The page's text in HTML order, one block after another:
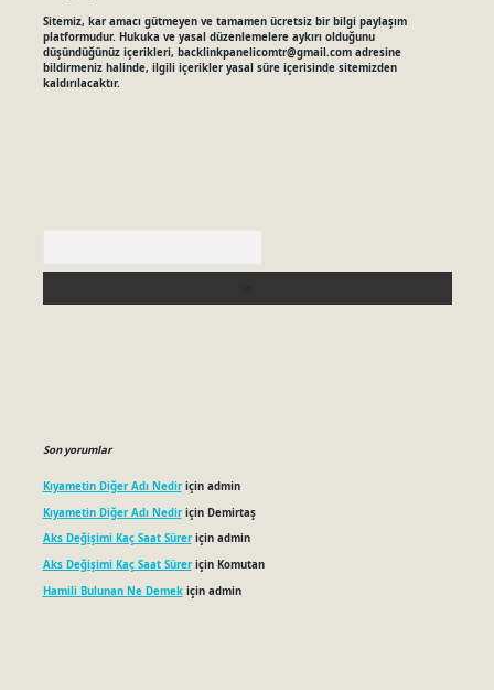
Sitemiz, kar amacı gütmeyen ve tamamen ücretsiz bir bilgi paylaşım
platformudur. Hukuka ve yasal düzenlemelere aykırı olduğunu
düşündüğünüz içerikleri, backlinkpanelicomtr@gmail.comadresine
bildirmeniz halinde, ilgili içerikler yasal süre içerisinde sitemizden
kaldırılacaktır.
Son yorumlar
Kıyametin Diğer Adı Nediriçin admin
Kıyametin Diğer Adı Nediriçin Demirtaş
Aks Değişimi Kaç Saat Süreriçin admin
Aks Değişimi Kaç Saat Süreriçin Komutan
Hamili Bulunan Ne Demekiçin admin